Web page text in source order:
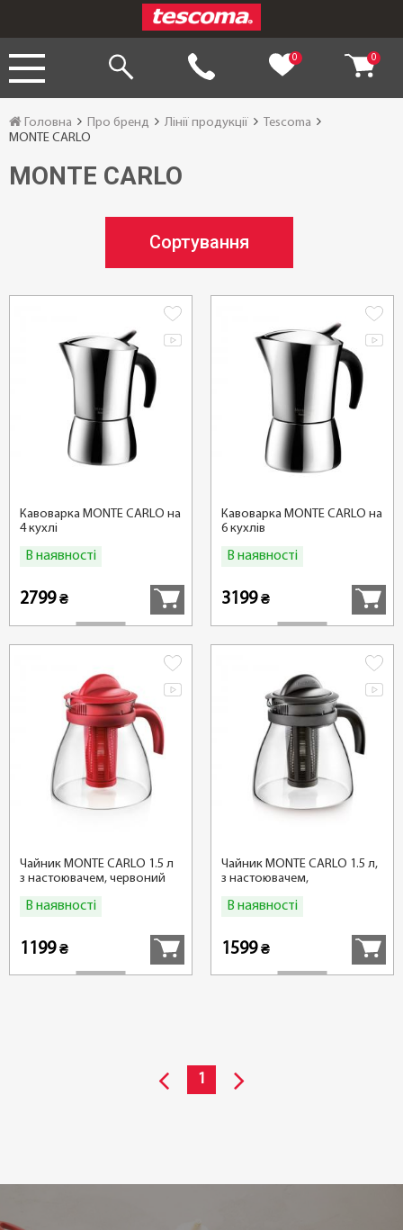
0 0
Головна Про бренд Лінії продукції
Tescoma
MONTE CARLO
MONTE CARLO
Сортування
Кавоварка MONTE CARLO на
4 кухлі
В наявності
2799₴
Кавоварка MONTE CARLO на
6 кухлів
В наявності
3199₴
Чайник MONTE CARLO 1.5 л
з настоювачем, червоний
В наявності
1199₴
Чайник MONTE CARLO 1.5 л,
з настоювачем,
В наявності
1599₴
1